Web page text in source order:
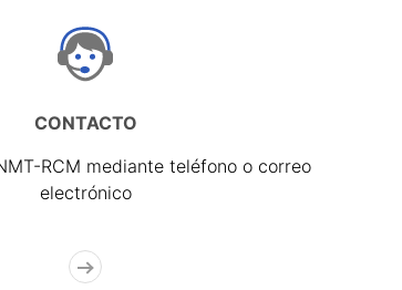
CONTACTO
RCM mediante teléfono o correo
electrónico